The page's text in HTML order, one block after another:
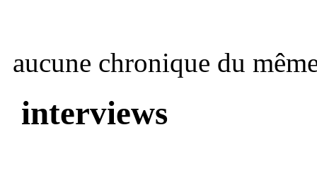
aucune chronique du
interviews